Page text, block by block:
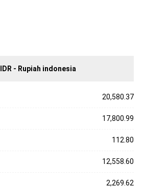
IDR - Rupiah indonesia
20,580.37
17,800.99
112.80
12,558.60
2,269.62